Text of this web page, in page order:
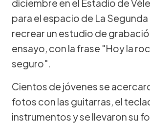
diciembre en el Estadio de
para el espacio de La
recrear un estudio de
ensayo, con la frase "Hoy la
seguro".
Cientos de jóvenes se
fotos con las guitarras, el
instrumentos y se llevaron su